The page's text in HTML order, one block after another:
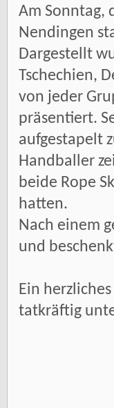
Am Sonntag,
Nendingen
Dargestellt
Tschechien,
von jeder
präsentiert.
aufgestapelt
Handballer
beide Rope
hatten.
Nach einem
und
Ein
tatkräftig